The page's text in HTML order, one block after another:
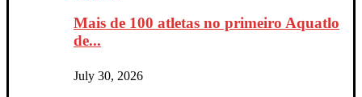
Mais de 100 atletas no primeiro Aquatlo
de...
July 30, 2026